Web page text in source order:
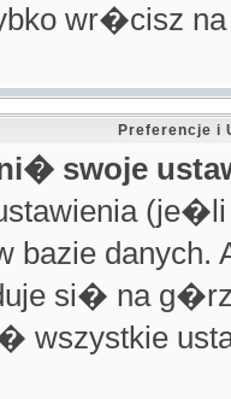
wr�cisz
Preferencje i
swoje
bazie
si� na
wszystkie